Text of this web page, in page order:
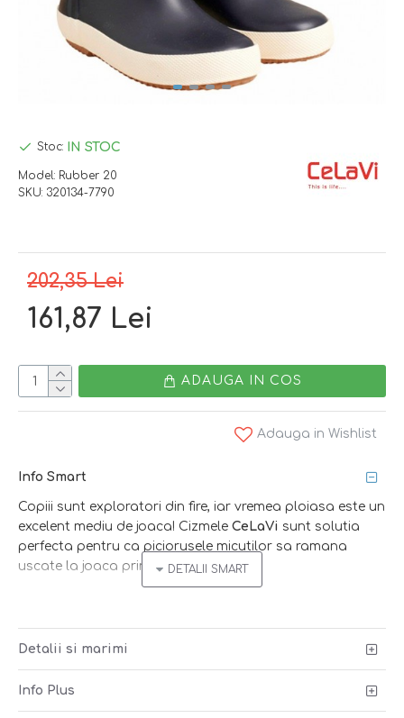
202,35 Lei
161,87 Lei
Stoc: IN STOC
Model: Rubber 20
SKU: 320134-7790
ADAUGA IN COS
Adauga in Wishlist
Info Smart
Copiii sunt exploratori din fire, iar vremea ploiasa este un
excelent mediu de joaca! Cizmele CeLaVi sunt solutia
perfecta pentru ca piciorusele micutilor sa ramana
uscate la joaca prin balti.
Caracteristici:
Detalii si marimi
Info Plus